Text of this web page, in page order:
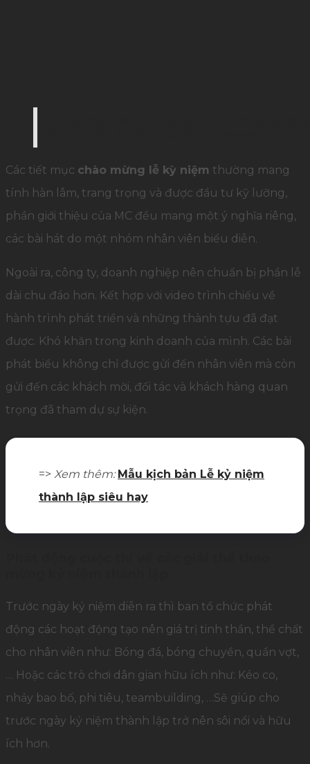
Các tiết mục chào mừng lễ kỳ niệm thường mang
tính hàn lâm, trang trọng và được đầu tư kỹ lưỡng,
phần giới thiệu của MC đều mang một ý nghĩa riêng,
các bài hát do một nhóm nhân viên biểu diễn.
Ngoài ra, công ty, doanh nghiệp nên chuẩn bị phần lễ
dài chu đáo hơn. Kết hợp với video trình chiếu về
hành trình phát triển và những thành tựu đã đạt
được. Khó khăn trong kinh doanh của mình. Các bài
phát biểu không chỉ được gửi đến nhân viên mà còn
gửi đến các khách mời, đối tác và khách hàng quan
trọng đã tham dự sự kiện.
=> Xem thêm: Mẫu kịch bản Lễ kỷ niệm
thành lập siêu hay
Trước ngày kỷ niệm diễn ra thì ban tổ chức phát
động các hoạt động tạo nên giá trị tinh thần, thể chất
cho nhân viên như: Bóng đá, bóng chuyền, quần vợt,
… Hoặc các trò chơi dân gian hữu ích như: Kéo co,
nhảy bao bố, phi tiêu, teambuilding, …Sẽ giúp cho
trước ngày kỷ niệm thành lập trở nên sôi nổi và hữu
ích hơn.